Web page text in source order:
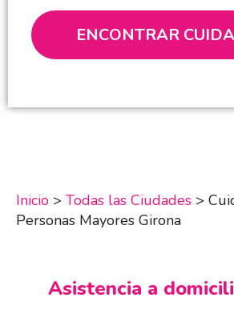
Inicio > Todas las Ciudades >
Personas Mayores Girona
Asistencia a